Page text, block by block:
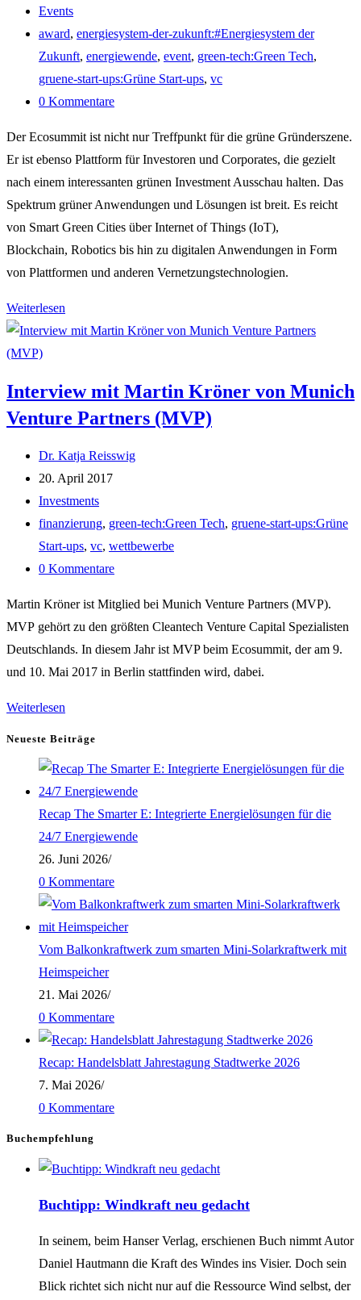
veröffentlicht:
Beitrags-
Kategorie:
Events
Post
tag:
award, energiesystem-der-zukunft:#Energiesystem der
Zukunft, energiewende, event, green-tech:Green Tech,
gruene-start-ups:Grüne Start-ups, vc
Beitrags-
0 Kommentare
Der Ecosummit ist nicht nur Treffpunkt für die grüne Gründerszene.
Er ist ebenso Plattform für Investoren und Corporates, die gezielt
nach einem interessanten grünen Investment Ausschau halten. Das
Spektrum grüner Anwendungen und Lösungen ist breit. Es reicht
von Smart Green Cities über Internet of Things (IoT),
Blockchain, Robotics bis hin zu digitalen Anwendungen in Form
von Plattformen und anderen Vernetzungstechnologien.
Weiterlesen
Ecosummit
das
Who
Who
der
grünen
Gründer-
Community
Interview mit Martin Kröner von Munich
Venture Partners (MVP)
Beitrags-
Autor:
Dr. Katja Reisswig
Beitrag
veröffentlicht:
20. April 2017
Beitrags-
Kategorie:
Investments
Post
tag:
finanzierung, green-tech:Green Tech, gruene-start-ups:Grüne
Start-ups, vc, wettbewerbe
Beitrags-
0 Kommentare
Martin Kröner ist Mitglied bei Munich Venture Partners (MVP).
MVP gehört zu den größten Cleantech Venture Capital Spezialisten
Deutschlands. In diesem Jahr ist MVP beim Ecosummit, der am 9.
und 10. Mai 2017 in Berlin stattfinden wird, dabei.
Weiterlesen
Kröner
von
Munich
Venture
Partners
(MVP)
Neueste Beiträge
Recap The Smarter E: Integrierte Energielösungen für die
24/7 Energiewende
26. Juni 2026/
0 Kommentare
Vom Balkonkraftwerk zum smarten Mini-Solarkraftwerk mit
Heimspeicher
21. Mai 2026/
0 Kommentare
Recap: Handelsblatt Jahrestagung Stadtwerke 2026
7. Mai 2026/
0 Kommentare
Buchempfehlung
Buchtipp: Windkraft neu gedacht
In seinem, beim Hanser Verlag, erschienen Buch nimmt Autor
Daniel Hautmann die Kraft des Windes ins Visier. Doch sein
Blick richtet sich nicht nur auf die Ressource Wind selbst, der